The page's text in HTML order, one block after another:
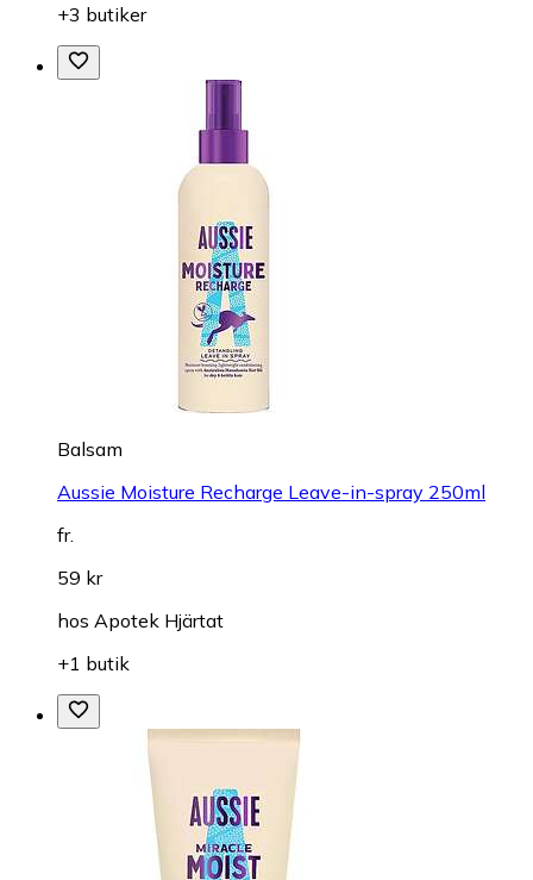
+3 butiker
Balsam
Aussie Moisture Recharge Leave-in-spray 250ml
fr.
59 kr
hos Apotek Hjärtat
+1 butik